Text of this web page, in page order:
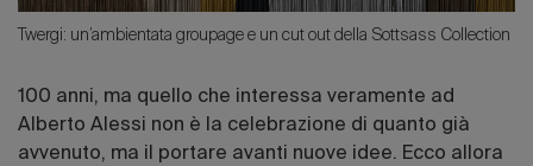
Twergi: un’ambientata groupage e un cut out della Sottsass Collection
100 anni, ma quello che interessa veramente ad
Alberto Alessi non è la celebrazione di quanto già
avvenuto, ma il portare avanti nuove idee. Ecco allora